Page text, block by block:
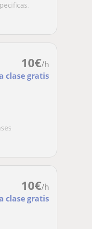
10€/h
clase gratis
10€/h
clase gratis